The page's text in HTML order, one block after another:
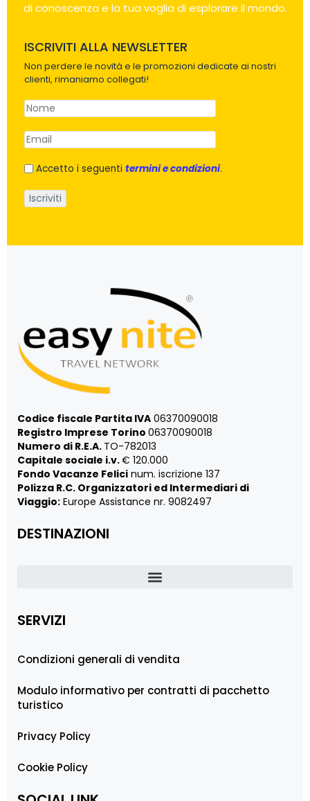
di conoscenza e la tua voglia di esplorare il mondo.
ISCRIVITI ALLA NEWSLETTER
Non perdere le novità e le promozioni dedicate ai nostri
clienti, rimaniamo collegati!
Accetto i seguenti termini e condizioni.
Codice fiscale Partita IVA 06370090018
Registro Imprese Torino 06370090018
Numero di R.E.A. TO-782013
Capitale sociale i.v.€ 120.000
Fondo Vacanze Felici num. iscrizione 137
Polizza R.C. Organizzatori ed Intermediari di
Viaggio: Europe Assistance nr. 9082497
DESTINAZIONI
SERVIZI
Condizioni generali di vendita
Modulo informativo per contratti di pacchetto
turistico
Privacy Policy
Cookie Policy